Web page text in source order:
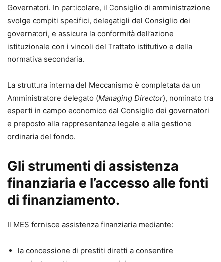
Governatori. In particolare, il Consiglio di amministrazione
svolge compiti specifici, delegatigli del Consiglio dei
governatori, e assicura la conformità dell’azione
istituzionale con i vincoli del Trattato istitutivo e della
normativa secondaria.
La struttura interna del Meccanismo è completata da un
Amministratore delegato (Managing Director), nominato tra
esperti in campo economico dal Consiglio dei governatori
e preposto alla rappresentanza legale e alla gestione
ordinaria del fondo.
Gli strumenti di assistenza
finanziaria e l’accesso alle fonti
di finanziamento.
Il MES fornisce assistenza finanziaria mediante:
la concessione di prestiti diretti a consentire